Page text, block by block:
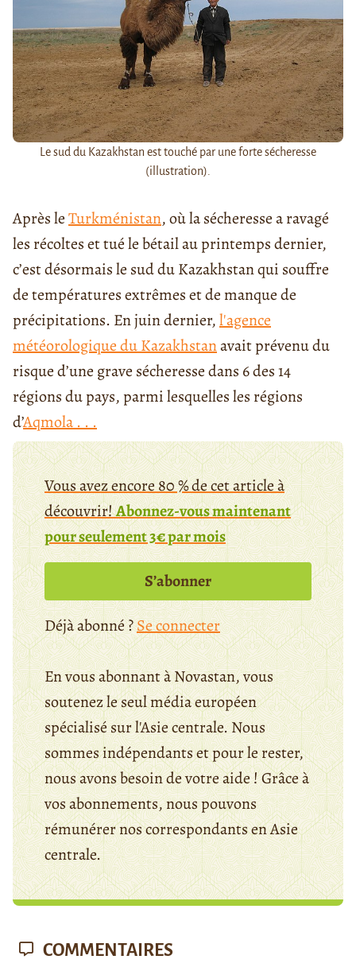
Le sud du Kazakhstan est touché par une forte sécheresse
(illustration).
Après leTurkménistan, où la sécheresse a ravagé
les récoltes et tué le bétail au printemps dernier,
c’est désormais le sud du Kazakhstan qui souffre
de températures extrêmes et de manque de
précipitations. En juin dernier,l'agence
météorologique du Kazakhstanavait prévenu du
risque d’une grave sécheresse dans 6 des 14
régions du pays, parmi lesquelles les régions
d’Aqmola . . .
Vous avez encore 80 % de cet article à
découvrir!Abonnez-vous maintenant
pour seulement 3€ par mois
S’abonner
Déjà abonné ?Se connecter
En vous abonnant à Novastan, vous
soutenez le seul média européen
spécialisé sur l'Asie centrale. Nous
sommes indépendants et pour le rester,
nous avons besoin de votre aide ! Grâce à
vos abonnements, nous pouvons
rémunérer nos correspondants en Asie
centrale.
COMMENTAIRES